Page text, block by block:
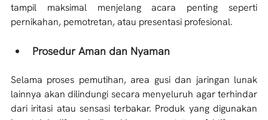
tampil maksimal menjelang acara penting seperti
pernikahan, pemotretan, atau presentasi profesional.
Prosedur Aman dan Nyaman
Selama proses pemutihan, area gusi dan jaringan lunak
lainnya akan dilindungi secara menyeluruh agar terhindar
dari iritasi atau sensasi terbakar. Produk yang digunakan